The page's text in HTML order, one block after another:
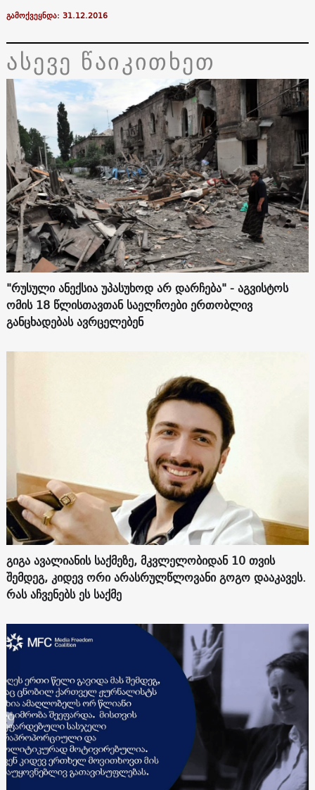
გამოქვეყნდა: 31.12.2016
ასევე წაიკითხეთ
"რუსული ანექსია უპასუხოდ არ დარჩება" - აგვისტოს
ომის 18 წლისთავთან საელჩოები ერთობლივ
განცხადებას ავრცელებენ
გიგა ავალიანის საქმეზე, მკვლელობიდან 10 თვის
შემდეგ, კიდევ ორი არასრულწლოვანი გოგო დააკავეს.
რას აჩვენებს ეს საქმე